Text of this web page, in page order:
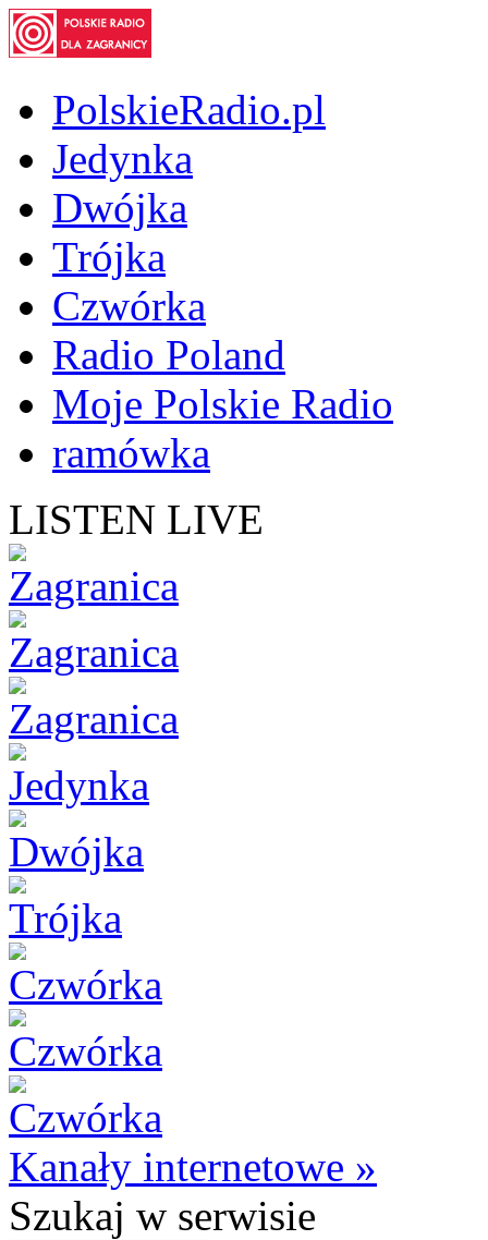
PolskieRadio.pl
Jedynka
Dwójka
Trójka
Czwórka
Radio Poland
Moje Polskie Radio
ramówka
LISTEN LIVE
Kanały internetowe »
Szukaj w serwisie